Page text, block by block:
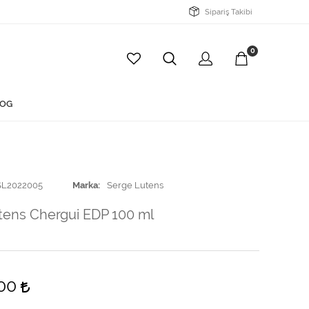
Sipariş Takibi
0
Marka Serge Lutens
Chergui EDP 100 ml